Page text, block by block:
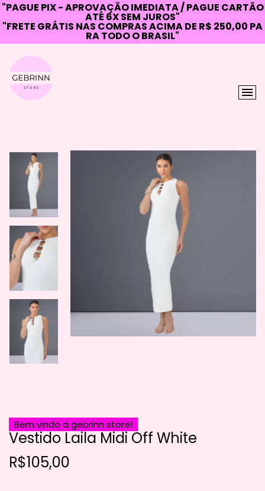
"PAGUE PIX - APROVAÇÃO IMEDIATA / PAGUE CARTÃO
ATÉ 6X SEM JUROS"
"FRETE GRÁTIS NAS COMPRAS ACIMA DE R$ 250,00 PA
RA TODO O BRASIL"
content
Bem vindo a gebrinn store!
Vestido Laila Midi Off White
R$105,00